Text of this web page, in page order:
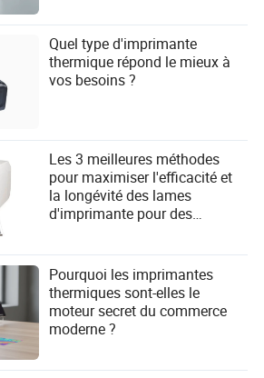
connaître !
Quel type d'imprimante
thermique répond le mieux à
vos besoins ?
Les 3 meilleures méthodes
pour maximiser l'efficacité et
la longévité des lames
d'imprimante pour des
Pourquoi les imprimantes
thermiques sont-elles le
moteur secret du commerce
moderne ?